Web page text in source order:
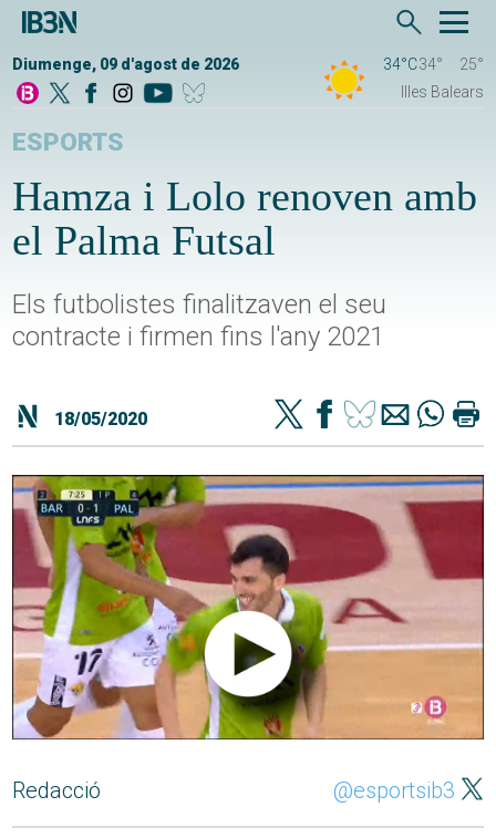
Diumenge, 09 d'agost de 2026 34°C34°
25°
Illes Balears
ESPORTS
Hamza i Lolo renoven amb
el Palma Futsal
Els futbolistes finalitzaven el seu
contracte i firmen fins l'any 2021
18/05/2020
Redacció @esportsib3